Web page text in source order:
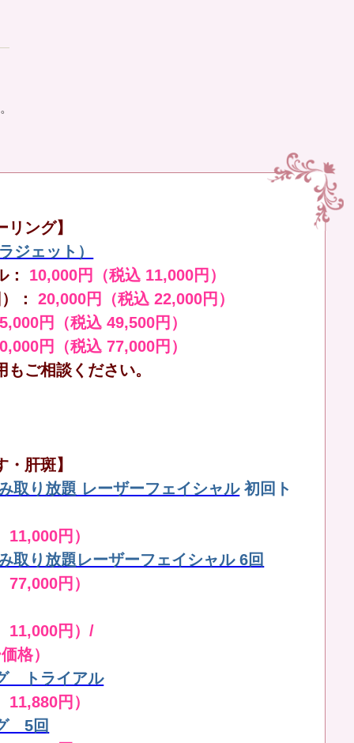
ング】
ジェット）
： 10,000円（税込 11,000円）
：
20,000円（税込 22,000円）
円（税込 49,500円）
円（税込 77,000円）
ご相談ください。
肝斑】
取り放題 レーザーフェイシャル 初回ト
円）
取り放題レーザーフェイシャル 6回
円）
11,000円）/
格）
トライアル
円）
5回